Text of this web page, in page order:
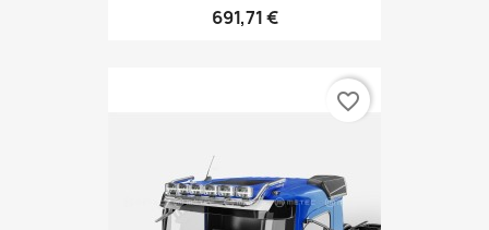
691,71 €
favorite_border